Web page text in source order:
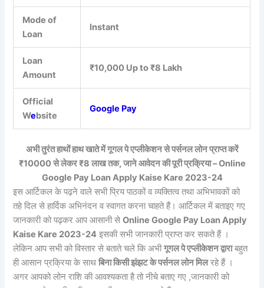
Mode of
Loan
Instant
Loan
Amount
₹10,000 Up to ₹8 Lakh
Official
Website
Google Pay
अभी तुरंत हाथों हाथ खाते में गूगल पे एप्लीकेशन से पर्सनल लोन प्राप्त करें
₹10000 से लेकर ₹8 लाख तक, जाने आवेदन की पूरी प्रक्रिया – Online
Google Pay Loan Apply Kaise Kare 2023-24
इस आर्टिकल के पढ़ने वाले सभी प्रिय पाठकों व व्यक्तित्व तथा अभिभावकों को
तहे दिल से हार्दिक अभिनंदन व स्वागत करना चाहते हैं। आर्टिकल में बताइए गए
जानकारी को पढ़कर आप आसानी सेOnline Google Pay Loan Apply
Kaise Kare 2023-24 इसकी सभी जानकारी प्राप्त कर सकते हैं ।
लेकिन आप सभी को विस्तार से बताते चले कि अभीगूगल पे एप्लीकेशन द्वाराबहुत
ही आसान प्रक्रिया के साथबिना किसी झंझट के पर्सनल लोन मिलरहे हैं ।
अगर आपको लोन राशि की आवश्यकता है तो नीचे बताए गए ,जानकारी को